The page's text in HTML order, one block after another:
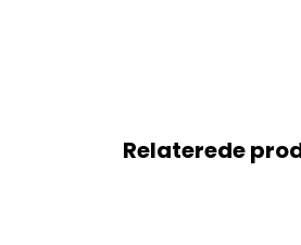
Relaterede